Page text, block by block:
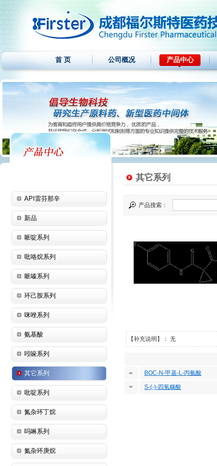
首 页 公司概况 产品中心
API雷芬那辛
新品
哌啶系列
吡咯烷系列
哌嗪系列
环己胺系列
咪唑系列
氨基酸
吲哚系列
其它系列
吡啶系列
氮杂环丁烷
吗啉系列
氮杂环庚烷
其它系列
产品搜索：
【补充说明】： 无
BOC-N-甲基-L-丙氨酸
S-(-)-四氢糠酸